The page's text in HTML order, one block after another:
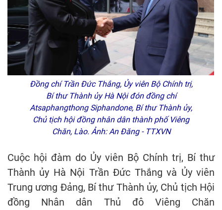
Đồng chí Trần Đức Thắng, Ủy viên Bộ Chính trị,
Bí thư Thành ủy Hà Nội đón đồng chí
Atsaphangthong Siphandone, Bí thư Thành ủy,
Chủ tịch hội đồng nhân dân thành phố Viêng
Chăn, Lào. Ảnh: An Đăng - TTXVN
Cuộc hội đàm do Ủy viên Bộ Chính trị, Bí thư
Thành ủy Hà Nội Trần Đức Thắng và Ủy viên
Trung ương Đảng, Bí thư Thành ủy, Chủ tịch Hội
đồng Nhân dân Thủ đô Viêng Chăn